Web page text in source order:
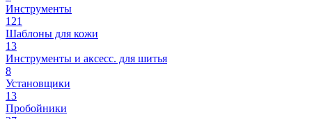
Инструменты
121
Шаблоны для кожи
13
Инструменты и аксесс. для шитья
8
Установщики
13
Пробойники